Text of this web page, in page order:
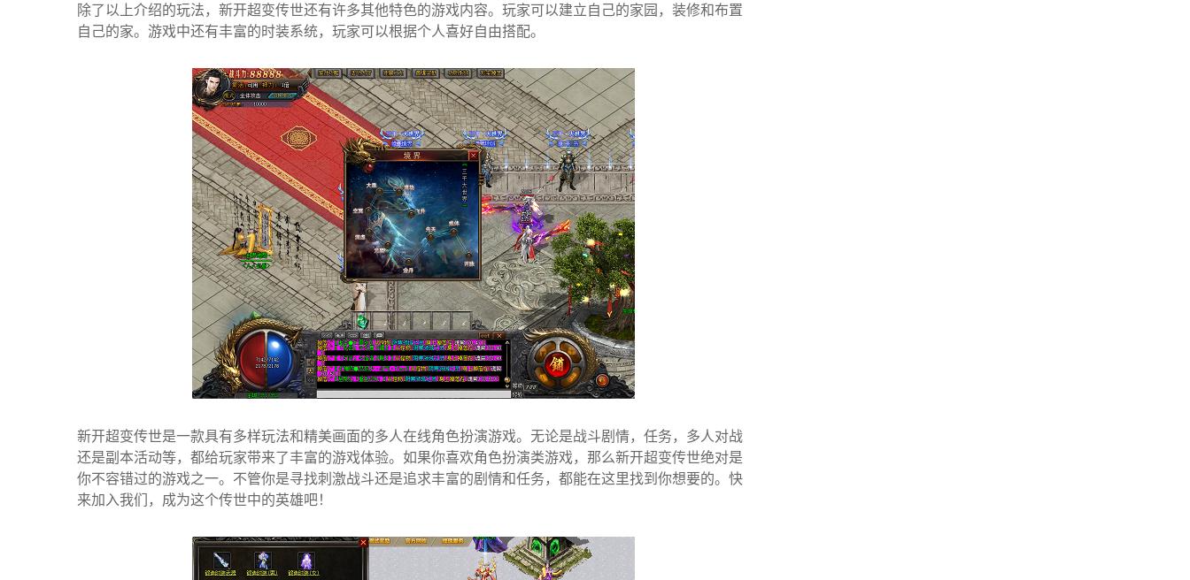
除了以上介绍的玩法，新开超变传世还有许多其他特色的游戏内容。玩家可以建立自己的家园，装修和布置
自己的家。游戏中还有丰富的时装系统，玩家可以根据个人喜好自由搭配。
新开超变传世是一款具有多样玩法和精美画面的多人在线角色扮演游戏。无论是战斗剧情，任务，多人对战
还是副本活动等，都给玩家带来了丰富的游戏体验。如果你喜欢角色扮演类游戏，那么新开超变传世绝对是
你不容错过的游戏之一。不管你是寻找刺激战斗还是追求丰富的剧情和任务，都能在这里找到你想要的。快
来加入我们，成为这个传世中的英雄吧！